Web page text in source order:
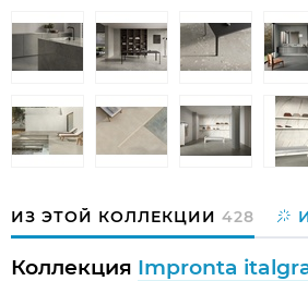
ИЗ ЭТОЙ КОЛЛЕКЦИИ 428
Коллекция Impronta